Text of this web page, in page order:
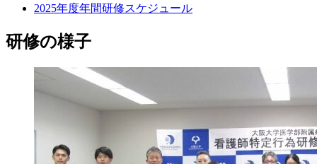
2025年度年間研修スケジュール
研修の様子